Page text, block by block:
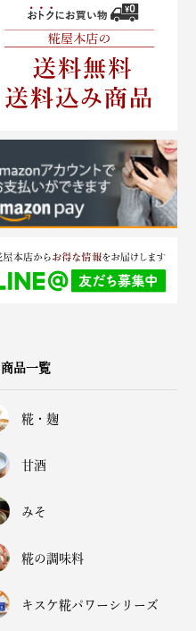
商品一覧
糀・麹
甘酒
みそ
糀の調味料
キスケ糀パワーシリーズ